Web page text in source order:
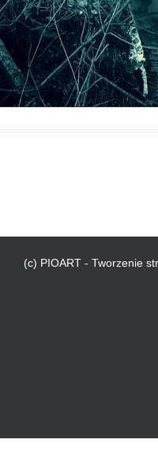
(c) PIOART - Tworzenie